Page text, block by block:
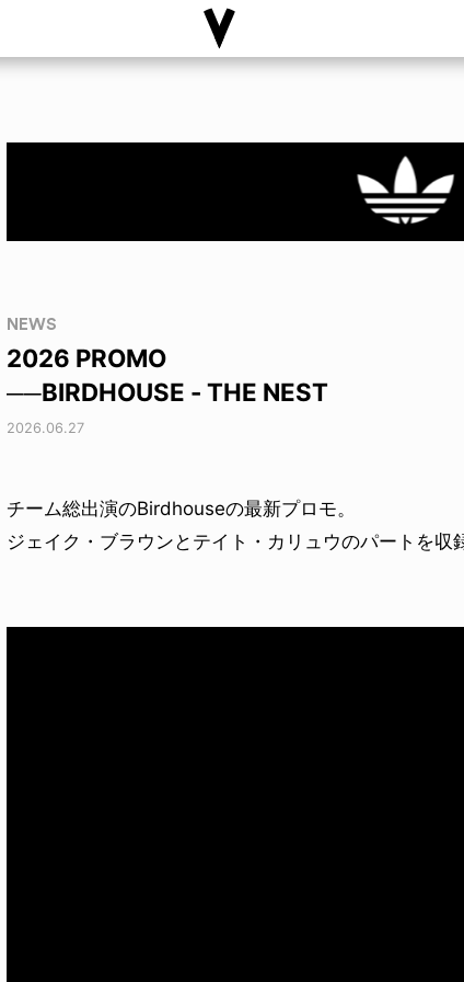
NEWS
2026 PROMO
──BIRDHOUSE - THE NEST
2026.06.27
チーム総出演のBirdhouseの最新プロモ。
ジェイク・ブラウンとテイト・カリュウのパートを収